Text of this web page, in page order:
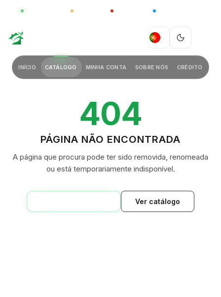
CHINA
PT
INÍCIO CATÁLOGO MINHA CONTA SOBRE NÓS CRÉDITO
404
PÁGINA NÃO ENCONTRADA
A página que procura pode ter sido removida, renomeada
ou está temporariamente indisponível.
Ver catálogo